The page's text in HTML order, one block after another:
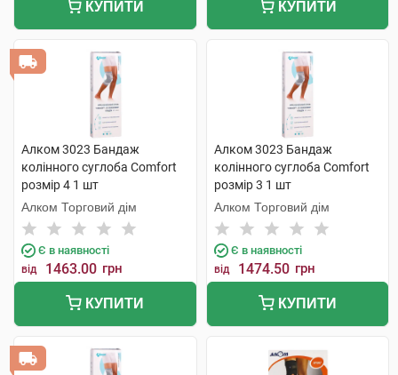
КУПИТИ КУПИТИ
Алком 3023 Бандаж
колінного суглоба Comfort
розмір 4 1 шт
Алком Торговий дім
Є в наявності
від 1463.00 грн
КУПИТИ
Алком 3023 Бандаж
колінного суглоба Comfort
розмір 3 1 шт
Алком Торговий дім
Є в наявності
від 1474.50 грн
КУПИТИ